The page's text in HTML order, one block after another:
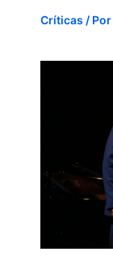
Críticas / Por